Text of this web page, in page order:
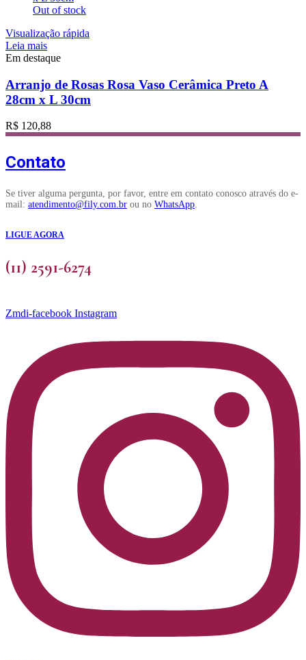
Out of stock
Visualização rápida
Leia mais
Em destaque
Arranjo de Rosas Rosa Vaso Cerâmica Preto A
28cm x L 30cm
R$ 120,88
Contato
Se tiver alguma pergunta, por favor, entre em contato conosco através do e-
mail: atendimento@fily.com.br ou no WhatsApp.
LIGUE AGORA
(11) 2591-6274
Zmdi-facebook Instagram